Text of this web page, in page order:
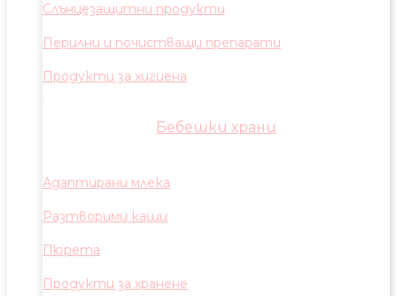
Слънцезащитни продукти
Перилни и почистващи препарати
Продукти за хигиена
Бебешки храни
Адаптирани млека
Разтворими каши
Пюрета
Продукти за хранене